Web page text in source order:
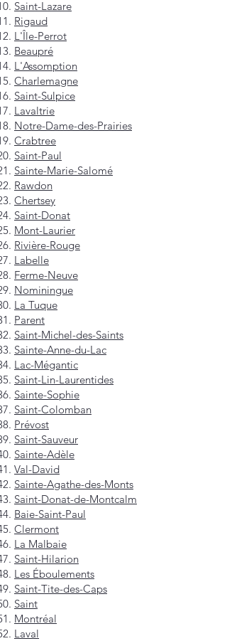
Saint-Lazare
Rigaud
L'Île-Perrot
Beaupré
L'Assomption
Charlemagne
Saint-Sulpice
Lavaltrie
Notre-Dame-des-Prairies
Crabtree
Saint-Paul
Sainte-Marie-Salomé
Rawdon
Chertsey
Saint-Donat
Mont-Laurier
Rivière-Rouge
Labelle
Ferme-Neuve
Nominingue
La Tuque
Parent
Saint-Michel-des-Saints
Sainte-Anne-du-Lac
Lac-Mégantic
Saint-Lin-Laurentides
Sainte-Sophie
Saint-Colomban
Prévost
Saint-Sauveur
Sainte-Adèle
Val-David
Sainte-Agathe-des-Monts
Saint-Donat-de-Montcalm
Baie-Saint-Paul
Clermont
La Malbaie
Saint-Hilarion
Les Éboulements
Saint-Tite-des-Caps
Saint
Montréal
Laval